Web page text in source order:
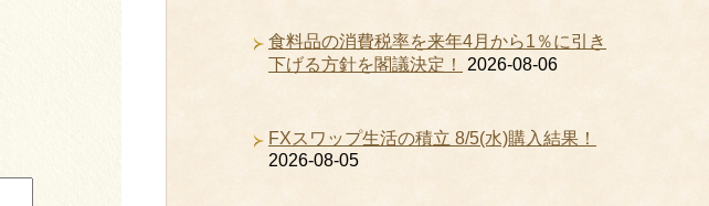
食料品の消費税率を来年4月から1％に引き
下げる方針を閣議決定！
2026-08-06
FXスワップ生活の積立 8/5(水)購入結果！
2026-08-05